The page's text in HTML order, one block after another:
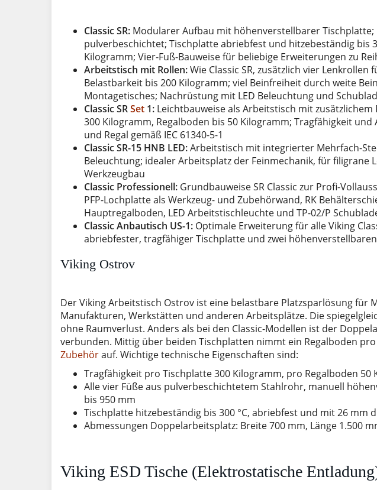
Classic SR: Modularer Aufbau mit höhenverstellbarer
pulverbeschichtet; Tischplatte abriebfest und hitzebeständig bis
Kilogramm; Vier-Fuß-Bauweise für beliebige Erweiterungen zu
Arbeitstisch mit Rollen:Wie Classic SR, zusätzlich vier
Belastbarkeit bis 200 Kilogramm; viel Beinfreiheit durch weite
Montagetisches; Nachrüstung mit LED Beleuchtung und
Classic SRSet 1: Leichtbauweise als Arbeitstisch mit
300 Kilogramm, Regalboden bis 50 Kilogramm; Tragfähigkeit
und Regal gemäß IEC 61340-5-1
Classic SR-15 HNB LED:Arbeitstisch mit integrierter Mehrfach-
Beleuchtung; idealer Arbeitsplatz der Feinmechanik, für filigrane
Werkzeugbau
Classic Professionell: Grundbauweise SR Classic zur Profi-
PFP-Lochplatte als Werkzeug- und Zubehörwand, RK
Hauptregalboden, LED Arbeitstischleuchte und TP-02/P
Classic Anbautisch US-1: Optimale Erweiterung für alle Viking
abriebfester, tragfähiger Tischplatte und zwei
Viking Ostrov
Der Viking Arbeitstisch Ostrov ist eine belastbare Platzsparlösung für
Manufakturen, Werkstätten und anderen Arbeitsplätze. Die
ohne Raumverlust. Anders als bei den Classic-Modellen ist der
verbunden. Mittig über beiden Tischplatten nimmt ein Regalboden
Zubehörauf. Wichtige technische Eigenschaften sind:
Tragfähigkeit pro Tischplatte 300 Kilogramm, pro Regalboden 50
Alle vier Füße aus pulverbeschichtetem Stahlrohr, manuell
bis 950 mm
Tischplatte hitzebeständig bis 300 °C, abriebfest und mit 26
Abmessungen Doppelarbeitsplatz: Breite 700 mm, Länge 1.500
Viking ESD Tische (Elektrostatische